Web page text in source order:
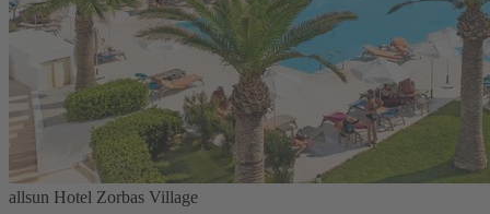
allsun Hotel Zorbas Village